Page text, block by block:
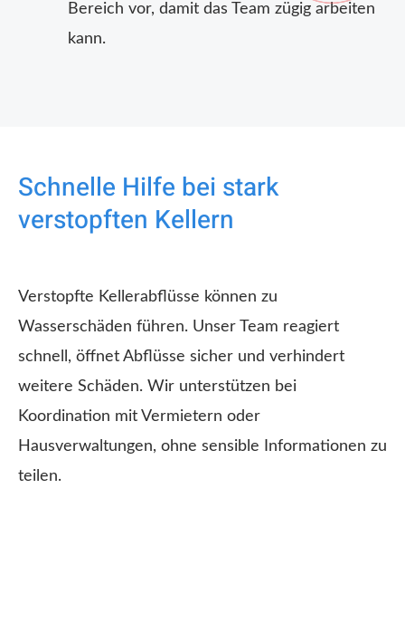
Bereich vor, damit das Team zügig arbeiten
kann.
Schnelle Hilfe bei stark
verstopften Kellern
Verstopfte Kellerabflüsse können zu
Wasserschäden führen. Unser Team reagiert
schnell, öffnet Abflüsse sicher und verhindert
weitere Schäden. Wir unterstützen bei
Koordination mit Vermietern oder
Hausverwaltungen, ohne sensible Informationen zu
teilen.